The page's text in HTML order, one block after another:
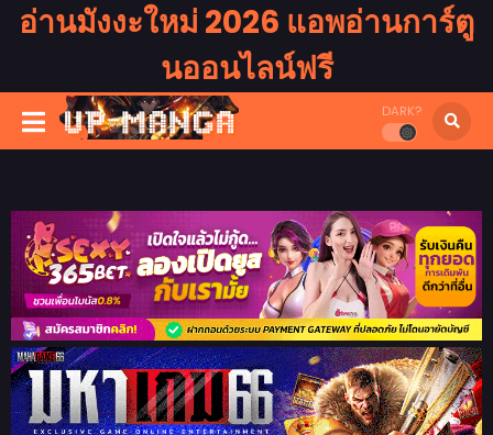
อ่านมังงะใหม่ 2026 แอพอ่านการ์ตู
นออนไลน์ฟรี
DARK?